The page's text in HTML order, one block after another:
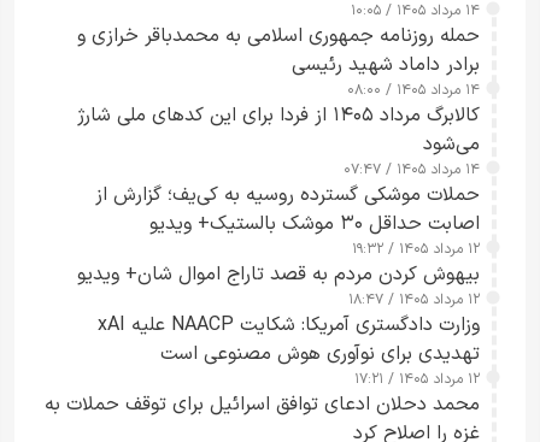
۱۴ مرداد ۱۴۰۵ / ۱۰:۰۵
حمله روزنامه جمهوری اسلامی به محمدباقر خرازی و
برادر داماد شهید رئیسی
۱۴ مرداد ۱۴۰۵ / ۰۸:۰۰
کالابرگ مرداد ۱۴۰۵ از فردا برای این کدهای ملی شارژ
می‌شود
۱۴ مرداد ۱۴۰۵ / ۰۷:۴۷
حملات موشکی گسترده روسیه به کی‌یف؛ گزارش از
اصابت حداقل ۳۰ موشک بالستیک+ ویدیو
۱۲ مرداد ۱۴۰۵ / ۱۹:۳۲
بیهوش کردن مردم به قصد تاراج اموال شان+ ویدیو
۱۲ مرداد ۱۴۰۵ / ۱۸:۴۷
وزارت دادگستری آمریکا: شکایت NAACP علیه xAI
تهدیدی برای نوآوری هوش مصنوعی است
۱۲ مرداد ۱۴۰۵ / ۱۷:۲۱
محمد دحلان ادعای توافق اسرائیل برای توقف حملات به
غزه را اصلاح کرد